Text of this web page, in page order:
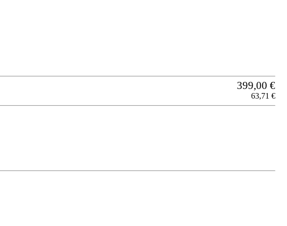
399,00 €
63,71 €